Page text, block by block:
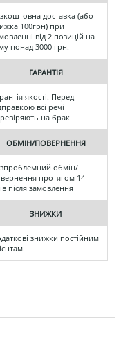
доставка (або
100грн) при
від 2 позицій на
понад 3000 грн.
ГАРАНТІЯ
якості. Перед
всі речі
на брак
ОБМІН/ПОВЕРНЕННЯ
обмін/
протягом 14
після замовлення
ЗНИЖКИ
знижки постійним